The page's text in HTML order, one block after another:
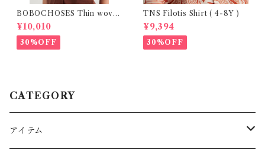
BOBOCHOSES Thin wove
n shirt / 2-6Y
¥10,010
30%OFF
TNS Filotis Shirt ( 4-8Y )
¥9,394
30%OFF
CATEGORY
アイテム